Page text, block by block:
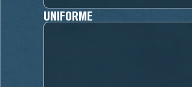
UNIFORME